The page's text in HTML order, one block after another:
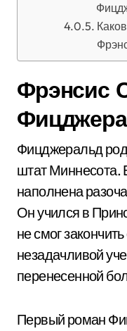
Фрэнсис
Фицджеральд
штат Миннесота.
наполнена
Он учился в
не смог
незадачливой
перенесенной
Первый роман